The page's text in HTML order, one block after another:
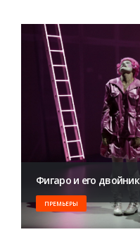
​Фигаро и его двойник
ПРЕМЬЕРЫ